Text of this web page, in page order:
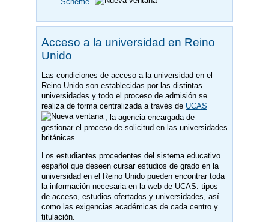
Acceso a la universidad en Reino
Unido
Las condiciones de acceso a la universidad en el
Reino Unido son establecidas por las distintas
universidades y todo el proceso de admisión se
realiza de forma centralizada a través de UCAS
, la agencia encargada de
gestionar el proceso de solicitud en las universidades
británicas.
Los estudiantes procedentes del sistema educativo
español que deseen cursar estudios de grado en la
universidad en el Reino Unido pueden encontrar toda
la información necesaria en la web de UCAS: tipos
de acceso, estudios ofertados y universidades, así
como las exigencias académicas de cada centro y
titulación.